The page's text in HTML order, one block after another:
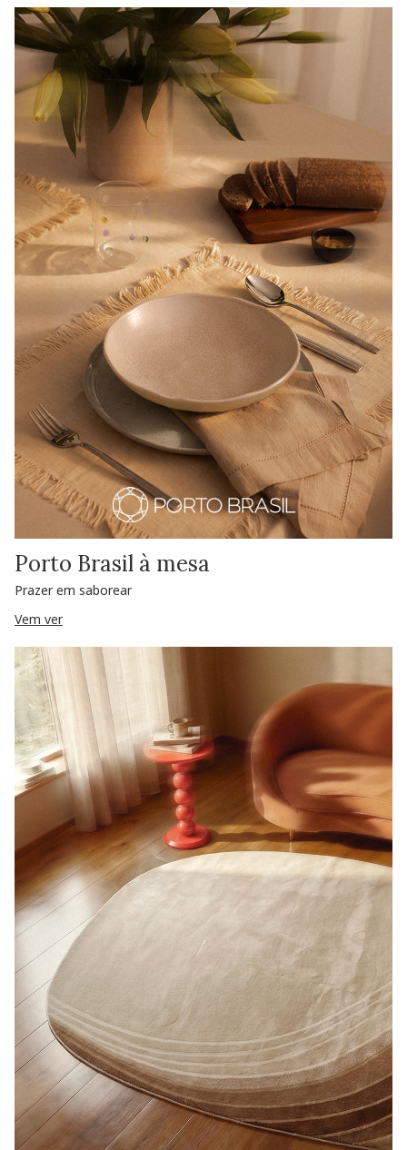
Porto Brasil à mesa
Prazer em saborear
Vem ver